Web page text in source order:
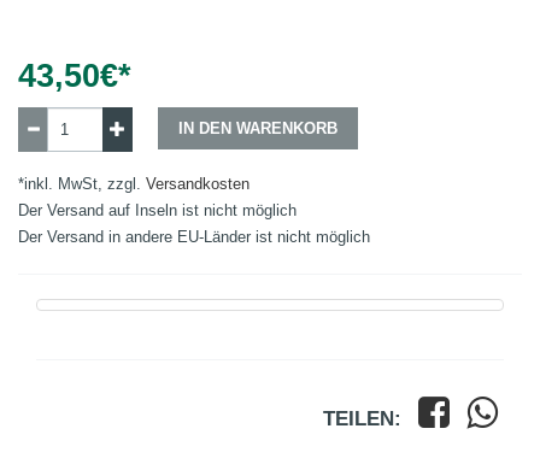
43,50€*
IN DEN WARENKORB
*inkl. MwSt, zzgl. Versandkosten
Der Versand auf Inseln ist nicht möglich
Der Versand in andere EU-Länder ist nicht möglich
TEILEN: